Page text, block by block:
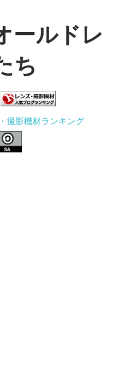
ールドレ
ち
撮影機材ランキング